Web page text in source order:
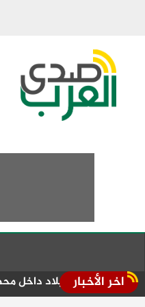
اخر الأخبار
ميلاد داخل محطة بكفر شكر